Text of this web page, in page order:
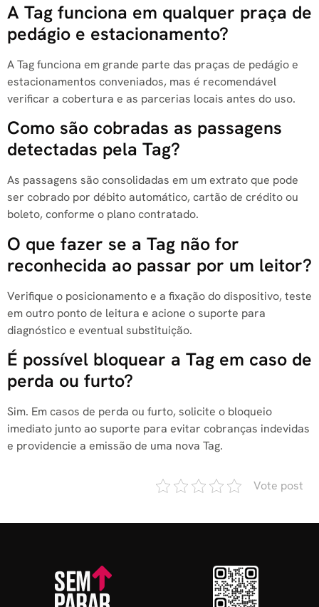
A Tag funciona em qualquer praça de
pedágio e estacionamento?
A Tag funciona em grande parte das praças de pedágio e
estacionamentos conveniados, mas é recomendável
verificar a cobertura e as parcerias locais antes do uso.
Como são cobradas as passagens
detectadas pela Tag?
As passagens são consolidadas em um extrato que pode
ser cobrado por débito automático, cartão de crédito ou
boleto, conforme o plano contratado.
O que fazer se a Tag não for
reconhecida ao passar por um leitor?
Verifique o posicionamento e a fixação do dispositivo, teste
em outro ponto de leitura e acione o suporte para
diagnóstico e eventual substituição.
É possível bloquear a Tag em caso de
perda ou furto?
Sim. Em casos de perda ou furto, solicite o bloqueio
imediato junto ao suporte para evitar cobranças indevidas
e providencie a emissão de uma nova Tag.
Vote post